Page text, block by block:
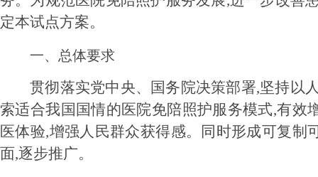
定本试点方案。
一、总体要求
贯彻落实党中央、国务院决策部署,坚持以
索适合我国国情的医院免陪照护服务模式,有效
医体验,增强人民群众获得感。同时形成可复制
面,逐步推广。